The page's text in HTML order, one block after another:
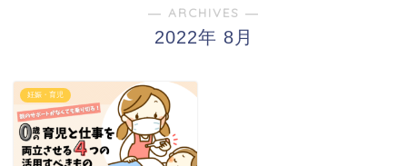
― ARCHIVES ―
2022年 8月
妊娠・育児